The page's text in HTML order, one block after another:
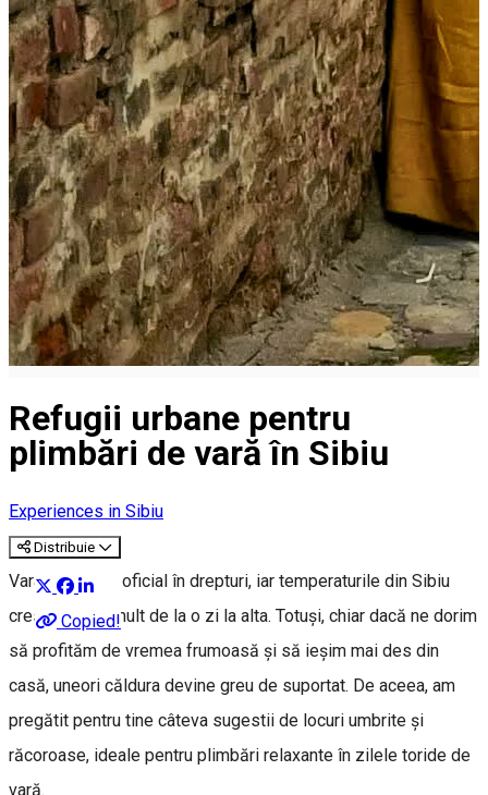
Refugii urbane pentru
plimbări de vară în Sibiu
Experiences in Sibiu
Distribuie
Copied!
Vara și-a intrat oficial în drepturi, iar temperaturile din Sibiu
cresc tot mai mult de la o zi la alta. Totuși, chiar dacă ne dorim
să profităm de vremea frumoasă și să ieșim mai des din
casă, uneori căldura devine greu de suportat. De aceea, am
pregătit pentru tine câteva sugestii de locuri umbrite și
răcoroase, ideale pentru plimbări relaxante în zilele toride de
vară.